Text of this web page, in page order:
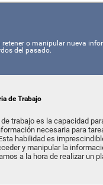
o manipular nueva
del pasado.
de Trabajo
trabajo es la capacidad
necesaria para
habilidad es
y manipular la
a la hora de realizar un